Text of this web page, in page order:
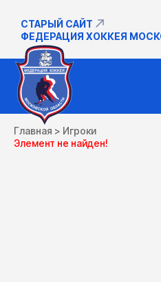
СТАРЫЙ САЙТ
ФЕДЕРАЦИЯ ХОККЕЯ
Главная > Игроки
Элемент не найден!